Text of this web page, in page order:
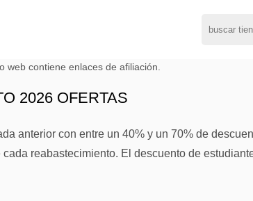
web contiene enlaces de afiliación.
2026 OFERTAS
anterior con entre un 40% y un 70% de
reabastecimiento. El descuento de